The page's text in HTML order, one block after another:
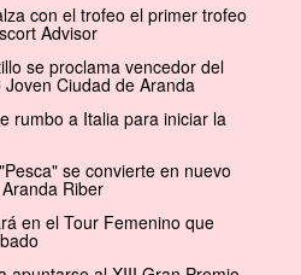
con el trofeo el primer trofeo
Advisor
se proclama vencedor del
Ciudad de Aranda
rumbo a Italia para iniciar la
se convierte en nuevo
Riber
en el Tour Femenino que